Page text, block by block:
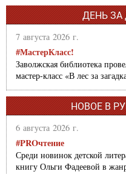
ДЕНЬ
7 августа 2026 г.
#МастерКласс!
Заволжская библиотека
мастер-класс «В лес за
НОВОЕ В
6 августа 2026 г.
#PROчтение
Среди новинок детской
книгу Ольги Фадеевой в